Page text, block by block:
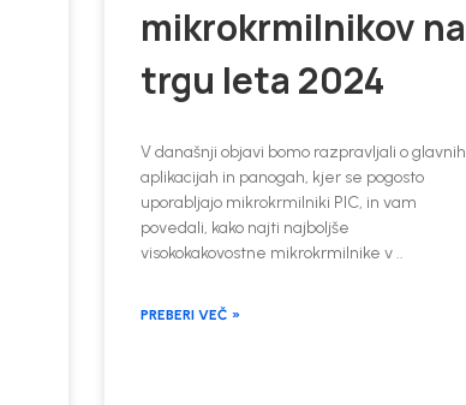
mikrokrmilnikov na
trgu leta 2024
V današnji objavi bomo razpravljali o glavnih
aplikacijah in panogah, kjer se pogosto
uporabljajo mikrokrmilniki PIC, in vam
povedali, kako najti najboljše
visokokakovostne mikrokrmilnike v ..
PREBERI VEČ »